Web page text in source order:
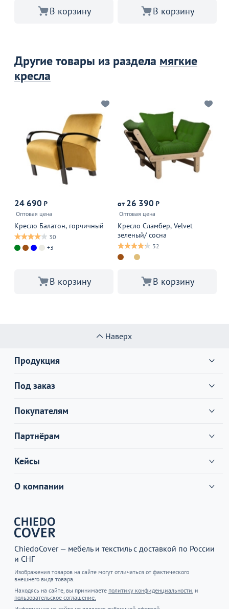
В корзину В корзину
Другие товары из раздела мягкие
кресла
24 690 ₽
Оптовая цена
Кресло Балатон, горчичный
30
+3
В корзину
от 26 390 ₽
Оптовая цена
Кресло Сламбер, Velvet
зеленый/ сосна
32
В корзину
Наверх
Продукция
Под заказ
Покупателям
Партнёрам
Кейсы
О компании
ChiedoCover — мебель и текстиль с доставкой по России
и СНГ
Изображения товаров на сайте могут отличаться от фактического
внешнего вида товара.
Находясь на сайте, вы принимаете политику конфиденциальности. и
пользовательское соглашение.